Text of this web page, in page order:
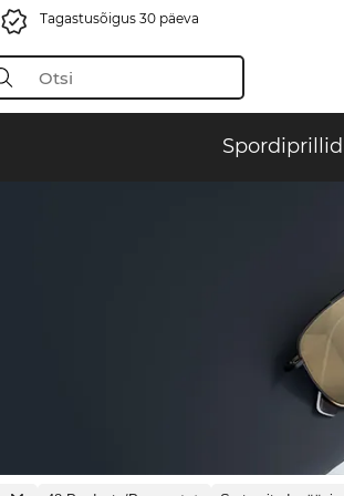
Tagastusõigus 30 päeva
Spordiprillid